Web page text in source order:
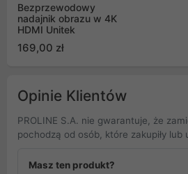
Bezprzewodowy
nadajnik obrazu w 4K
HDMI Unitek
169,00 zł
Opinie Klientów
PROLINE S.A. nie gwarantuje, że
pochodzą od osób, które zakupiły lub
Masz ten produkt?